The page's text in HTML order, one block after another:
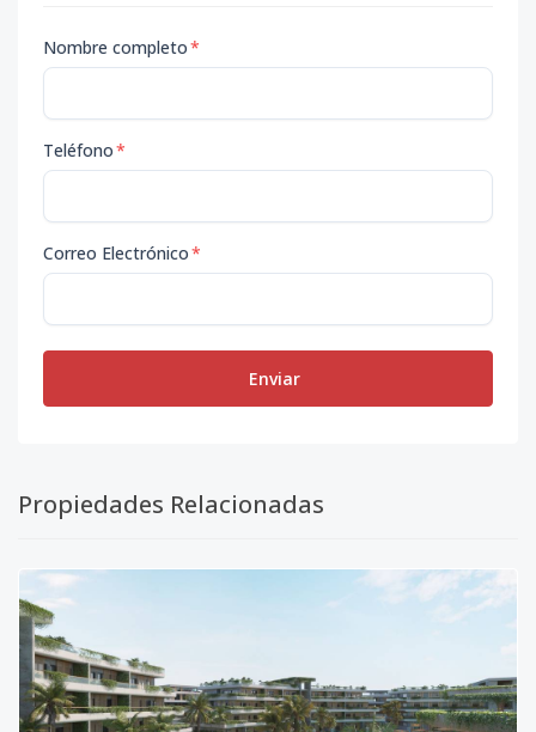
Nombre completo*
Teléfono*
Correo Electrónico*
Enviar
Propiedades Relacionadas